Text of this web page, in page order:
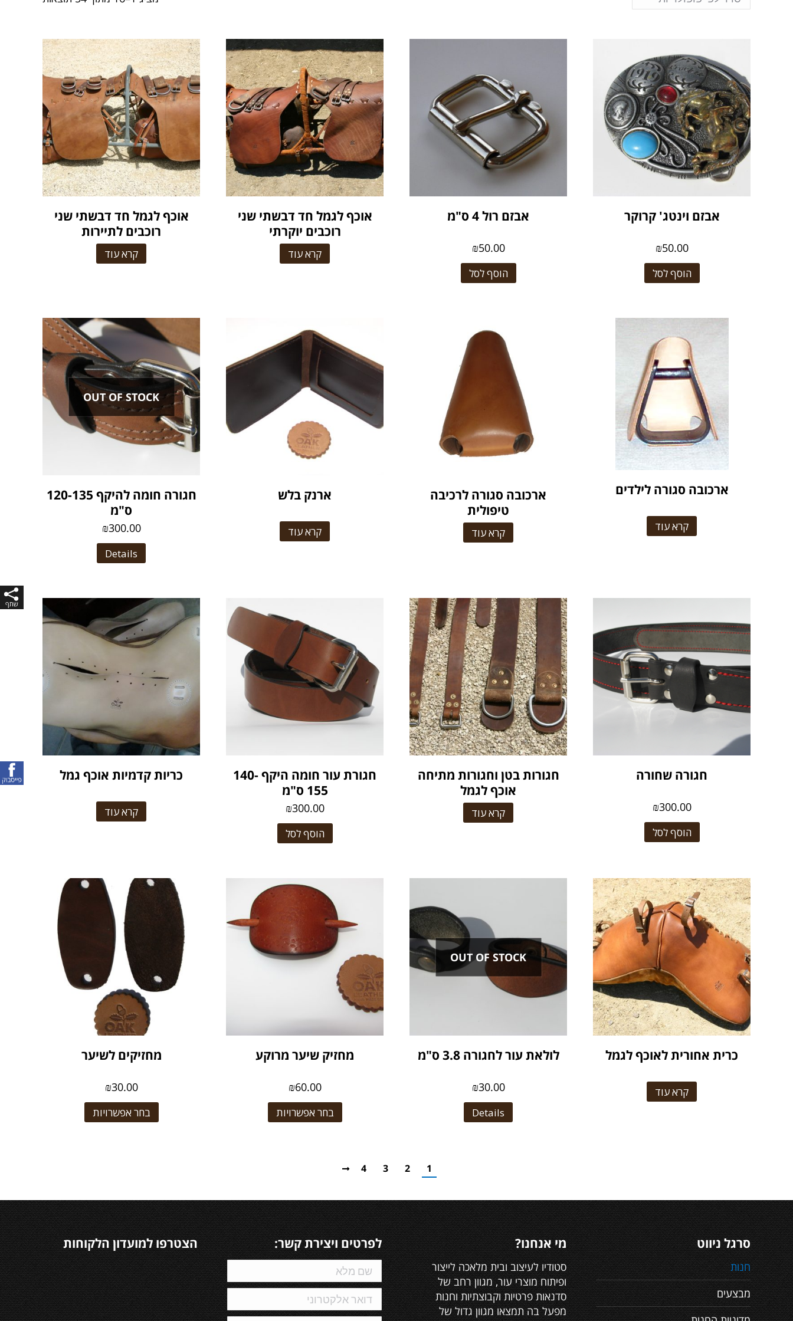
אבזם וינטג' קרוקר
₪50.00
הוסף לסל
אבזם רול 4 ס"מ
₪50.00
הוסף לסל
אוכף לגמל חד דבשתי שני
רוכבים יוקרתי
קרא עוד
אוכף לגמל חד דבשתי שני
רוכבים לתיירות
קרא עוד
ארכובה סגורה לילדים
קרא עוד
ארכובה סגורה לרכיבה
טיפולית
קרא עוד
ארנק בלש
קרא עוד
OUT OF STOCK
חגורה חומה להיקף 120-135
ס"מ
₪300.00
Details
חגורה שחורה
₪300.00
הוסף לסל
חגורות בטן וחגורות מתיחה
אוכף לגמל
קרא עוד
חגורת עור חומה היקף 140-
155 ס"מ
₪300.00
הוסף לסל
כריות קדמיות אוכף גמל
קרא עוד
כרית אחורית לאוכף לגמל
קרא עוד
OUT OF STOCK
לולאת עור לחגורה 3.8 ס"מ
₪30.00
Details
מחזיק שיער מרוקע
₪60.00
בחר אפשרויות
מחזיקים לשיער
₪30.00
בחר אפשרויות
1
2
3
4
סרגל ניווט
חנות
מבצעים
מי אנחנו?
סטודיו לעיצוב ובית מלאכה לייצור
ופיתוח מוצרי עור, מגוון רחב של
סדנאות פרטיות וקבוצתיות וחנות
מפעל בה תמצאו מגוון גדול של
לפרטים ויצירת קשר: הצטרפו למועדון הלקוחות